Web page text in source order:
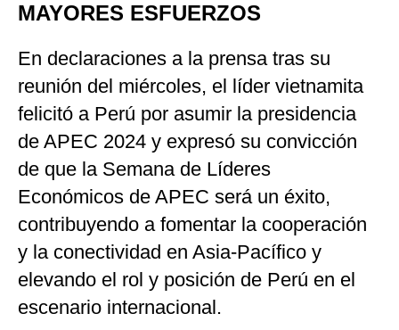
MAYORES ESFUERZOS
En declaraciones a la prensa tras su
reunión del miércoles, el líder vietnamita
felicitó a Perú por asumir la presidencia
de APEC 2024 y expresó su convicción
de que la Semana de Líderes
Económicos de APEC será un éxito,
contribuyendo a fomentar la cooperación
y la conectividad en Asia-Pacífico y
elevando el rol y posición de Perú en el
escenario internacional.